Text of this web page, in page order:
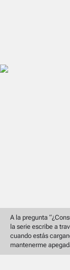
A la pregunta
la serie escribe a
cuando estás
mantenerme